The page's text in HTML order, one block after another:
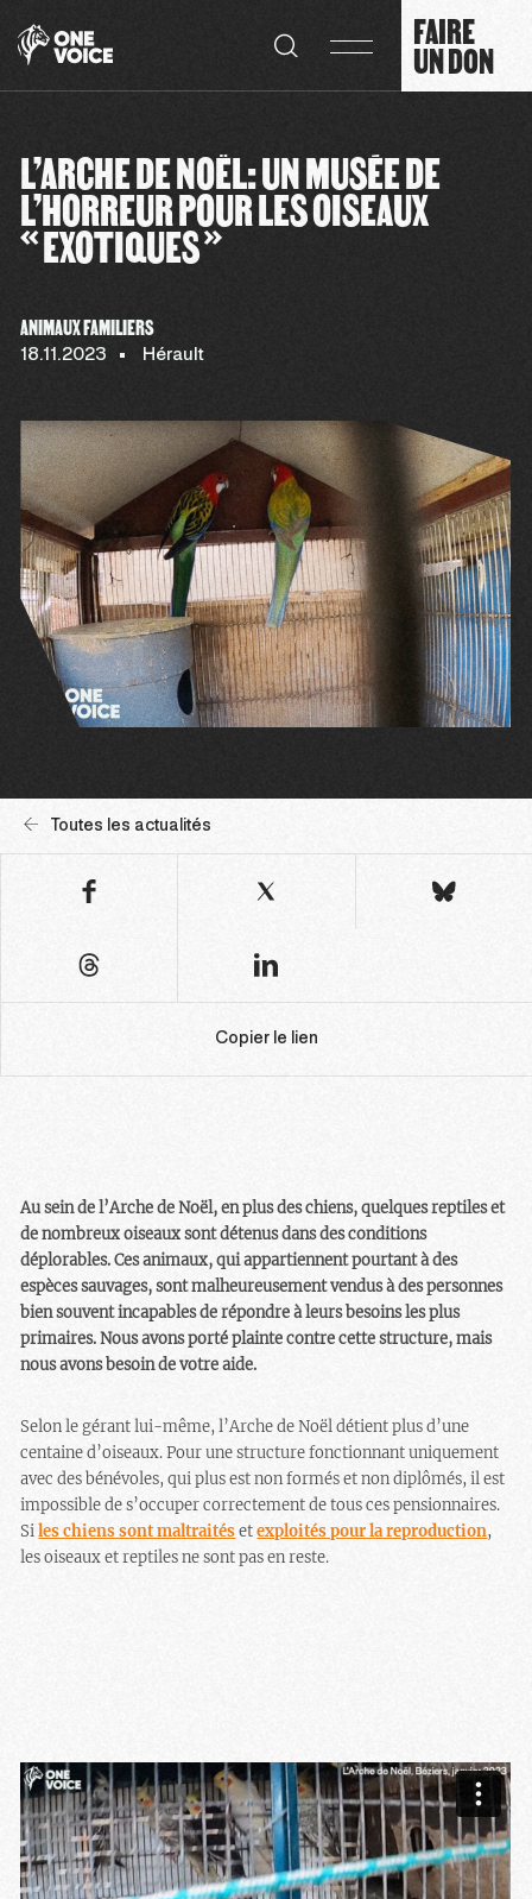
FAIRE
UN DON
L’ARCHE DE NOËL: UN MUSÉE DE
L’HORREUR POUR LES OISEAUX
«EXOTIQUES»
ANIMAUX FAMILIERS
18.11.2023 Hérault
Toutes les actualités
Copier le lien
Au sein de l’Arche de Noël, en plus des chiens, quelques reptiles et
de nombreux oiseaux sont détenus dans des conditions
déplorables. Ces animaux, qui appartiennent pourtant à des
espèces sauvages, sont malheureusement vendus à des personnes
bien souvent incapables de répondre à leurs besoins les plus
primaires. Nous avons porté plainte contre cette structure, mais
nous avons besoin de votre aide.
Selon le gérant lui-même, l’Arche de Noël détient plus d’une
centaine d’oiseaux. Pour une structure fonctionnant uniquement
avec des bénévoles, qui plus est non formés et non diplômés, il est
impossible de s’occuper correctement de tous ces pensionnaires.
Siles chiens sont maltraitésetexploités pour la reproduction,
les oiseaux et reptiles ne sont pas en reste.